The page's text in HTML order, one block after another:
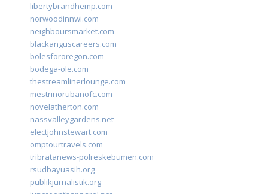
libertybrandhemp.com
norwoodinnwi.com
neighboursmarket.com
blackanguscareers.com
bolesfororegon.com
bodega-ole.com
thestreamlinerlounge.com
mestrinorubanofc.com
novelatherton.com
nassvalleygardens.net
electjohnstewart.com
omptourtravels.com
tribratanews-polreskebumen.com
rsudbayuasih.org
publikjurnalistik.org